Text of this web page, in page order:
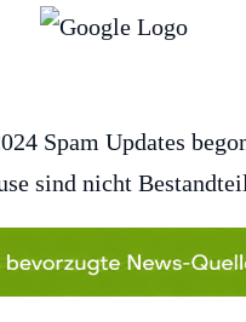
Spam Updates
sind nicht